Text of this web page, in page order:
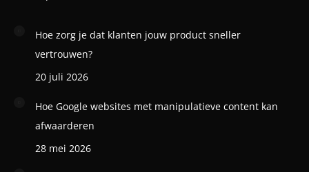
Hoe zorg je dat klanten jouw product sneller
vertrouwen?
20 juli 2026
Hoe Google websites met manipulatieve content kan
afwaarderen
28 mei 2026